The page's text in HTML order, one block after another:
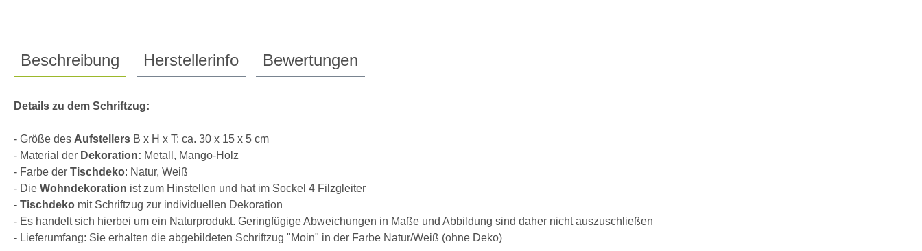
Beschreibung Herstellerinfo Bewertungen
Details zu dem Schriftzug:
- Größe des Aufstellers B x H x T: ca. 30 x 15 x 5 cm
- Material der Dekoration: Metall, Mango-Holz
- Farbe der Tischdeko: Natur, Weiß
- Die Wohndekoration ist zum Hinstellen und hat im Sockel 4 Filzgleiter
- Tischdeko mit Schriftzug zur individuellen Dekoration
- Es handelt sich hierbei um ein Naturprodukt. Geringfügige Abweichungen in Maße und Abbildung sind daher nicht auszuschließen
- Lieferumfang: Sie erhalten die abgebildeten Schriftzug "Moin" in der Farbe Natur/Weiß (ohne Deko)